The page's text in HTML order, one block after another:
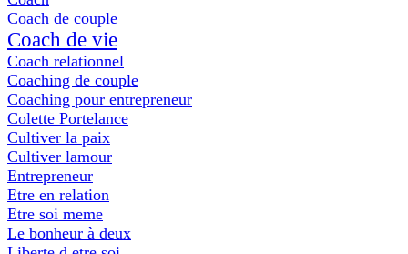
Coach de couple
Coach de vie
Coach relationnel
Coaching de couple
Coaching pour entrepreneur
Colette Portelance
Cultiver la paix
Cultiver lamour
Entrepreneur
Etre en relation
Etre soi meme
Le bonheur à deux